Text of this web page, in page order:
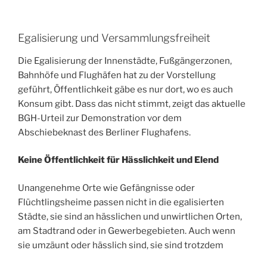
Egalisierung und Versammlungsfreiheit
Die Egalisierung der Innenstädte, Fußgängerzonen,
Bahnhöfe und Flughäfen hat zu der Vorstellung
geführt, Öffentlichkeit gäbe es nur dort, wo es auch
Konsum gibt. Dass das nicht stimmt, zeigt das aktuelle
BGH-Urteil zur Demonstration vor dem
Abschiebeknast des Berliner Flughafens.
Keine Öffentlichkeit für Hässlichkeit und Elend
Unangenehme Orte wie Gefängnisse oder
Flüchtlingsheime passen nicht in die egalisierten
Städte, sie sind an hässlichen und unwirtlichen Orten,
am Stadtrand oder in Gewerbegebieten. Auch wenn
sie umzäunt oder hässlich sind, sie sind trotzdem